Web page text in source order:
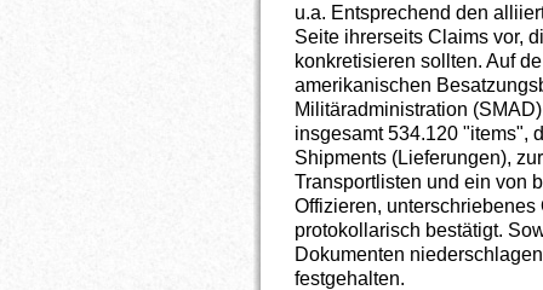
u.a. Entsprechend den
Seite ihrerseits Claims vor,
konkretisieren sollten. Auf
amerikanischen
Militäradministration
insgesamt 534.120 "items",
Shipments (Lieferungen),
Transportlisten und ein von
Offizieren,
protokollarisch bestätigt.
Dokumenten
festgehalten.